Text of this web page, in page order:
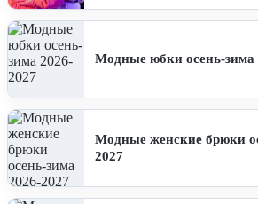
Модные юбки осень-зима
Модные женские брюки
2027